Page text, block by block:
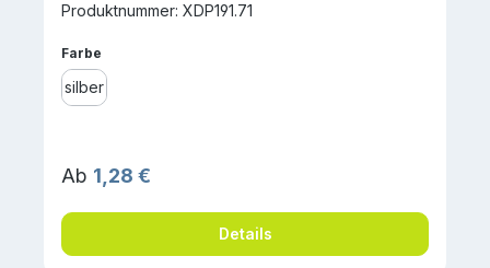
Produktnummer: XDP191.71
Farbe
silber
Regulärer Preis:
Ab 1,28 €
Details